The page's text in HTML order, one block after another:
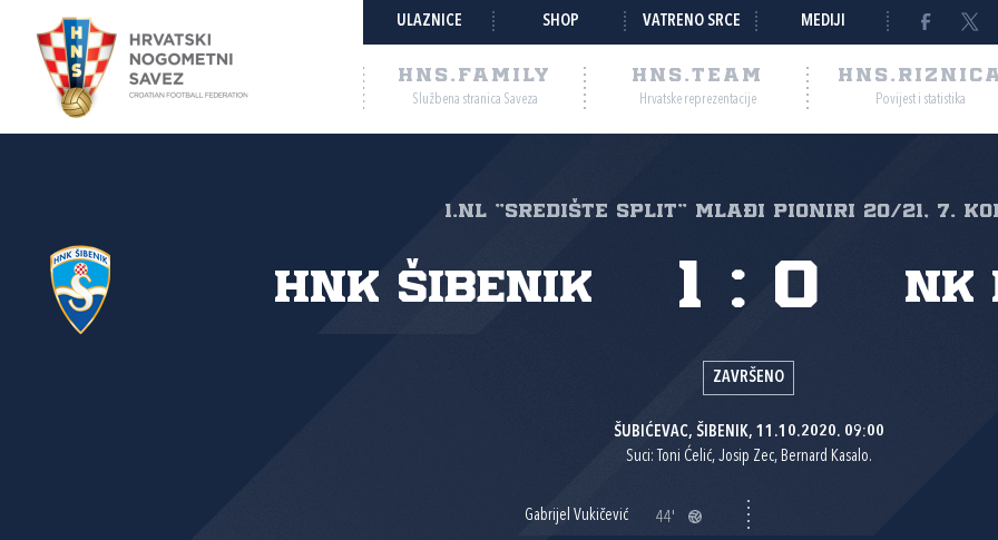
ULAZNICE SHOP VATRENO SRCE MEDIJI
HNS.FAMILY
Službena stranica Saveza
HNS.TEAM
Hrvatske reprezentacije Povijest i statistika
1.NL "SREDIŠTE SPLIT" Mlađi pioniri 20/21, 7.
HNK Šibenik NK
1 : 0
ZAVRŠENO
ŠUBIĆEVAC, ŠIBENIK, 11.10.2020. 09:00
Suci: Toni Ćelić, Josip Zec, Bernard Kasalo.
Gabrijel Vukičević 44'